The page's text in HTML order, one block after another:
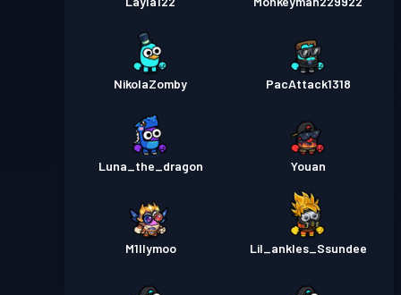
NikolaZomby PacAttack1318
Luna_the_dragon Youan
M1llymoo Lil_ankles_Ssundee